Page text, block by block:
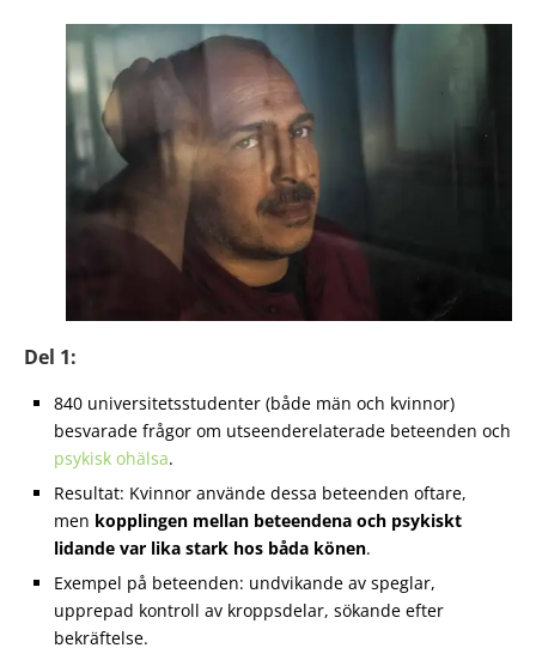
Del 1:
840 universitetsstudenter (både män och kvinnor)
besvarade frågor om utseenderelaterade beteenden och
psykisk ohälsa.
Resultat: Kvinnor använde dessa beteenden oftare,
men kopplingen mellan beteendena och psykiskt
lidande var lika stark hos båda könen.
Exempel på beteenden: undvikande av speglar,
upprepad kontroll av kroppsdelar, sökande efter
bekräftelse.